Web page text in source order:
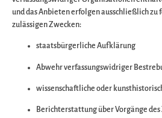
bitte
und das Anbieten erfolgen ausschließlich zu
zulässigen Zwecken:
staatsbürgerliche Aufklärung
Abwehr verfassungswidriger
wissenschaftliche oder
Berichterstattung über Vorgänge des